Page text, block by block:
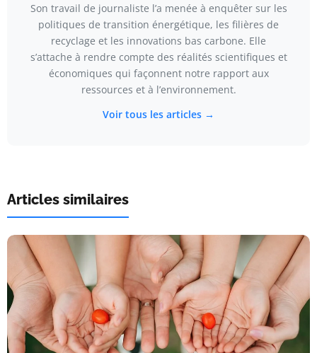
Son travail de journaliste l’a menée à enquêter sur les
politiques de transition énergétique, les filières de
recyclage et les innovations bas carbone. Elle
s’attache à rendre compte des réalités scientifiques et
économiques qui façonnent notre rapport aux
ressources et à l’environnement.
Voir tous les articles →
Articles similaires